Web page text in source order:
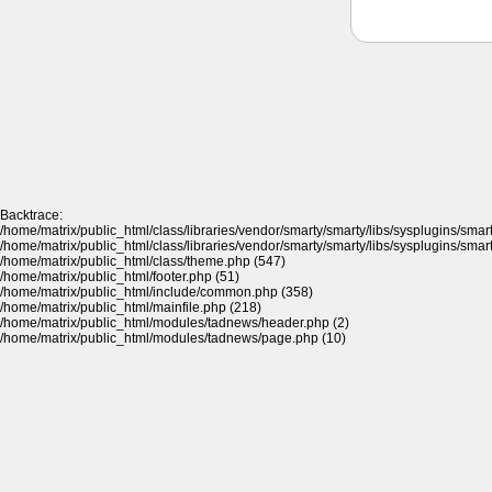
Backtrace:
/home/matrix/public_html/class/libraries/vendor/smarty/smarty/libs/sysplugins/
/home/matrix/public_html/class/libraries/vendor/smarty/smarty/libs/sysplugins/
/home/matrix/public_html/class/theme.php (547)
/home/matrix/public_html/footer.php (51)
/home/matrix/public_html/include/common.php (358)
/home/matrix/public_html/mainfile.php (218)
/home/matrix/public_html/modules/tadnews/header.php (2)
/home/matrix/public_html/modules/tadnews/page.php (10)